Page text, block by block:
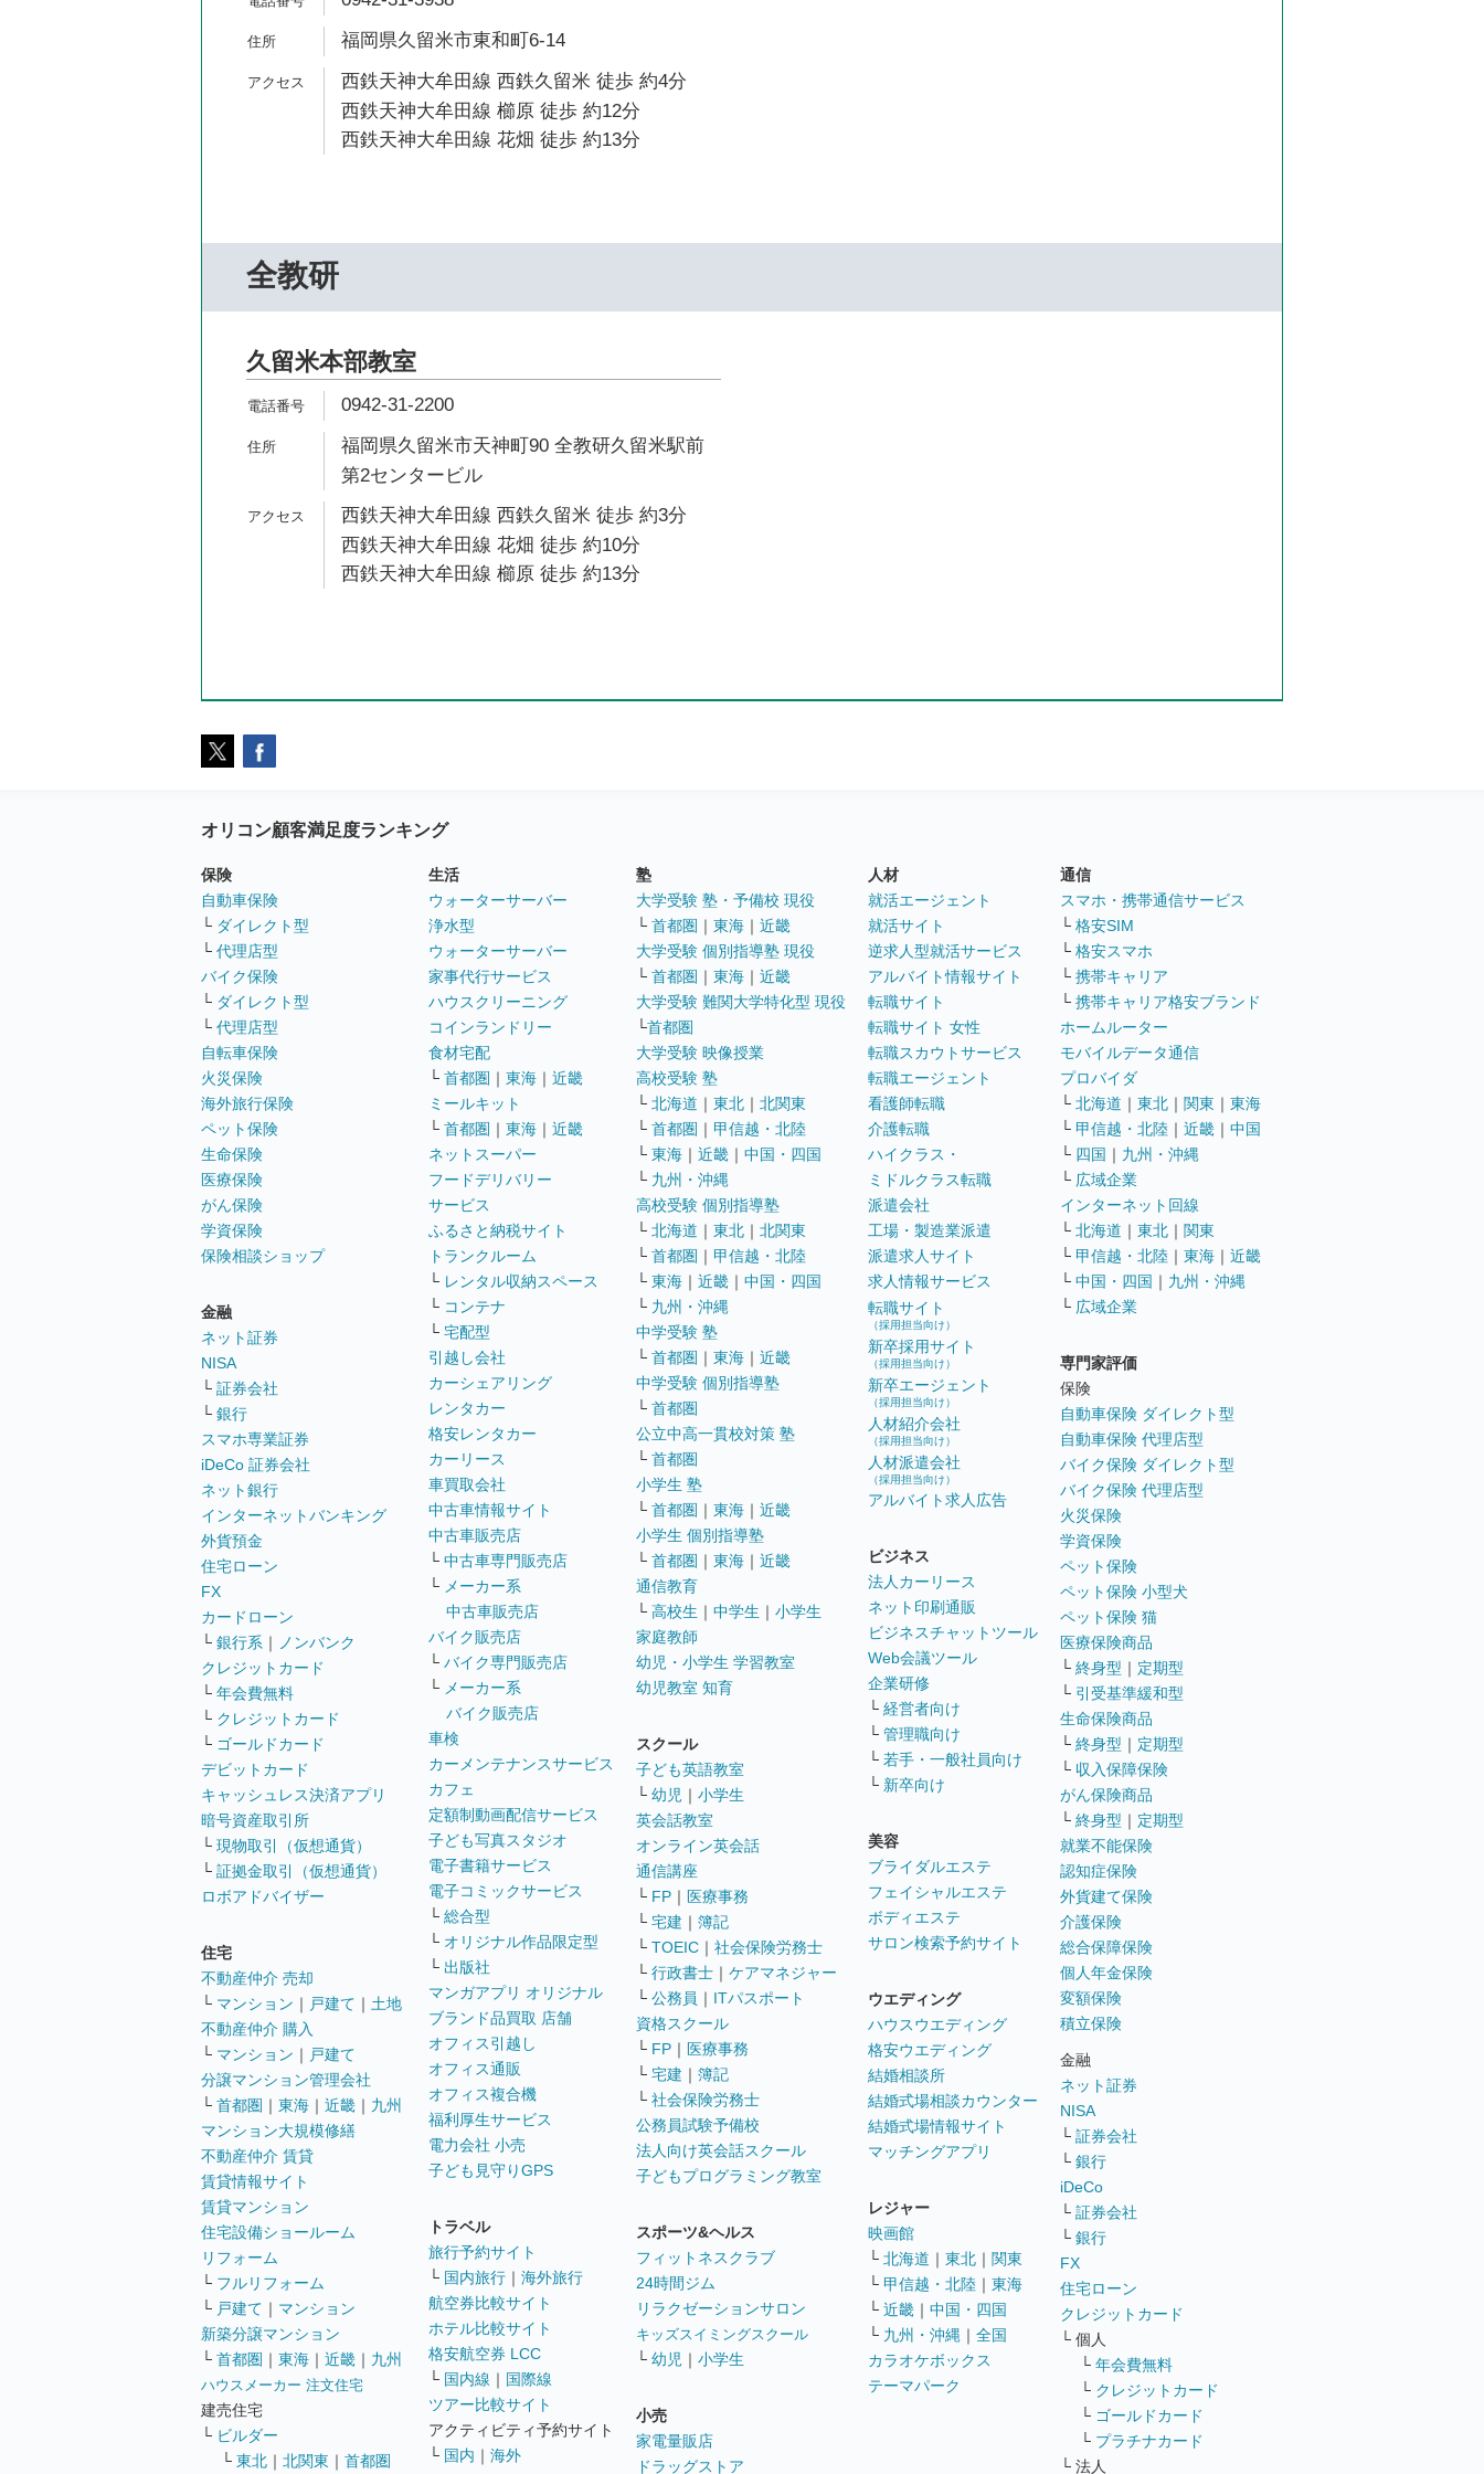
福岡県久留米市東和町6-14
西鉄天神大牟田線 西鉄久留米 徒歩 約4分
西鉄天神大牟田線 櫛原 徒歩 約12分
西鉄天神大牟田線 花畑 徒歩 約13分
全教研
久留米本部教室
0942-31-2200
福岡県久留米市天神町90 全教研久留米駅前
第2センタービル
西鉄天神大牟田線 西鉄久留米 徒歩 約3分
西鉄天神大牟田線 花畑 徒歩 約10分
西鉄天神大牟田線 櫛原 徒歩 約13分
オリコン顧客満足度ランキング
保険
自動車保険
└ ダイレクト型
└ 代理店型
バイク保険
└ ダイレクト型
└ 代理店型
自転車保険
火災保険
海外旅行保険
ペット保険
生命保険
医療保険
がん保険
学資保険
保険相談ショップ
金融
ネット証券
NISA
└ 証券会社
└ 銀行
スマホ専業証券
iDeCo 証券会社
ネット銀行
インターネットバンキング
外貨預金
住宅ローン
FX
カードローン
└ 銀行系 ｜
ノンバンク
クレジットカード
└ 年会費無料
└ クレジットカード
└ ゴールドカード
デビットカード
キャッシュレス決済アプリ
暗号資産取引所
└ 現物取引（仮想通貨）
└ 証拠金取引（仮想通貨）
ロボアドバイザー
住宅
不動産仲介 売却
└ マンション ｜ 戸建て ｜ 土地
不動産仲介 購入
└ マンション ｜ 戸建て
分譲マンション管理会社
└ 首都圏 ｜ 東海 ｜ 近畿 ｜ 九州
マンション大規模修繕
不動産仲介 賃貸
賃貸情報サイト
賃貸マンション
住宅設備ショールーム
リフォーム
└ フルリフォーム
└ 戸建て ｜ マンション
新築分譲マンション
└ 首都圏 ｜ 東海 ｜ 近畿 ｜ 九州
ハウスメーカー 注文住宅
建売住宅
└ ビルダー
└ 東北 ｜ 北関東 ｜ 首都圏
生活
ウォーターサーバー
浄水型
ウォーターサーバー
家事代行サービス
ハウスクリーニング
コインランドリー
食材宅配
└ 首都圏 ｜ 東海 ｜ 近畿
ミールキット
└ 首都圏 ｜ 東海 ｜ 近畿
ネットスーパー
フードデリバリー
サービス
ふるさと納税サイト
トランクルーム
└ レンタル収納スペース
└ コンテナ
└ 宅配型
引越し会社
カーシェアリング
レンタカー
格安レンタカー
カーリース
車買取会社
中古車情報サイト
中古車販売店
└ 中古車専門販売店
└ メーカー系
中古車販売店
バイク販売店
└ バイク専門販売店
└ メーカー系
バイク販売店
車検
カーメンテナンスサービス
カフェ
定額制動画配信サービス
子ども写真スタジオ
電子書籍サービス
電子コミックサービス
└ 総合型
└ オリジナル作品限定型
└ 出版社
マンガアプリ オリジナル
ブランド品買取 店舗
オフィス引越し
オフィス通販
オフィス複合機
福利厚生サービス
電力会社 小売
子ども見守りGPS
トラベル
旅行予約サイト
└ 国内旅行 ｜ 海外旅行
航空券比較サイト
ホテル比較サイト
格安航空券 LCC
└ 国内線 ｜ 国際線
ツアー比較サイト
アクティビティ予約サイト
└ 国内 ｜ 海外
塾
大学受験 塾・予備校 現役
└ 首都圏 ｜ 東海 ｜ 近畿
大学受験 個別指導塾 現役
└ 首都圏 ｜ 東海 ｜ 近畿
大学受験 難関大学特化型 現役
└首都圏
大学受験 映像授業
高校受験 塾
└ 北海道 ｜ 東北 ｜ 北関東
└ 首都圏 ｜ 甲信越・北陸
└ 東海 ｜ 近畿 ｜ 中国・四国
└ 九州・沖縄
高校受験 個別指導塾
└ 北海道 ｜ 東北 ｜ 北関東
└ 首都圏 ｜ 甲信越・北陸
└ 東海 ｜ 近畿 ｜ 中国・四国
└ 九州・沖縄
中学受験 塾
└ 首都圏 ｜ 東海 ｜ 近畿
中学受験 個別指導塾
└ 首都圏
公立中高一貫校対策 塾
└ 首都圏
小学生 塾
└ 首都圏 ｜ 東海 ｜ 近畿
小学生 個別指導塾
└ 首都圏 ｜ 東海 ｜ 近畿
通信教育
└ 高校生 ｜ 中学生 ｜ 小学生
家庭教師
幼児・小学生 学習教室
幼児教室 知育
スクール
子ども英語教室
└ 幼児 ｜ 小学生
英会話教室
オンライン英会話
通信講座
└ FP ｜ 医療事務
└ 宅建 ｜ 簿記
└ TOEIC ｜ 社会保険労務士
└ 行政書士 ｜ ケアマネジャー
└ 公務員 ｜ ITパスポート
資格スクール
└ FP ｜ 医療事務
└ 宅建 ｜ 簿記
└ 社会保険労務士
公務員試験予備校
法人向け英会話スクール
子どもプログラミング教室
スポーツ&ヘルス
フィットネスクラブ
24時間ジム
リラクゼーションサロン
キッズスイミングスクール
└ 幼児 ｜ 小学生
小売
家電量販店
ドラッグストア
人材
就活エージェント
就活サイト
逆求人型就活サービス
アルバイト情報サイト
転職サイト
転職サイト 女性
転職スカウトサービス
転職エージェント
看護師転職
介護転職
ハイクラス・
ミドルクラス転職
派遣会社
工場・製造業派遣
派遣求人サイト
求人情報サービス
転職サイト
（採用担当向け）
新卒採用サイト
（採用担当向け）
新卒エージェント
（採用担当向け）
人材紹介会社
（採用担当向け）
人材派遣会社
（採用担当向け）
アルバイト求人広告
ビジネス
法人カーリース
ネット印刷通販
ビジネスチャットツール
Web会議ツール
企業研修
└ 経営者向け
└ 管理職向け
└ 若手・一般社員向け
└ 新卒向け
美容
ブライダルエステ
フェイシャルエステ
ボディエステ
サロン検索予約サイト
ウエディング
ハウスウエディング
格安ウエディング
結婚相談所
結婚式場相談カウンター
結婚式場情報サイト
マッチングアプリ
レジャー
映画館
└ 北海道 ｜ 東北 ｜ 関東
└ 甲信越・北陸 ｜ 東海
└ 近畿 ｜ 中国・四国
└ 九州・沖縄 ｜ 全国
カラオケボックス
テーマパーク
通信
スマホ・携帯通信サービス
└ 格安SIM
└ 格安スマホ
└ 携帯キャリア
└ 携帯キャリア格安ブランド
ホームルーター
モバイルデータ通信
プロバイダ
└ 北海道 ｜ 東北 ｜ 関東 ｜ 東海
└ 甲信越・北陸 ｜ 近畿 ｜ 中国
└ 四国 ｜ 九州・沖縄
└ 広域企業
インターネット回線
└ 北海道 ｜ 東北 ｜ 関東
└ 甲信越・北陸 ｜ 東海 ｜ 近畿
└ 中国・四国 ｜ 九州・沖縄
└ 広域企業
専門家評価
保険
自動車保険 ダイレクト型
自動車保険 代理店型
バイク保険 ダイレクト型
バイク保険 代理店型
火災保険
学資保険
ペット保険
ペット保険 小型犬
ペット保険 猫
医療保険商品
└ 終身型 ｜ 定期型
└ 引受基準緩和型
生命保険商品
└ 終身型 ｜ 定期型
└ 収入保障保険
がん保険商品
└ 終身型 ｜ 定期型
就業不能保険
認知症保険
外貨建て保険
介護保険
総合保障保険
個人年金保険
変額保険
積立保険
金融
ネット証券
NISA
└ 証券会社
└ 銀行
iDeCo
└ 証券会社
└ 銀行
FX
住宅ローン
クレジットカード
└ 個人
└ 年会費無料
└ クレジットカード
└ ゴールドカード
└ プラチナカード
└ 法人